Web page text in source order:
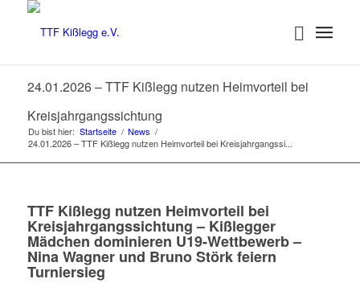
24.01.2026 – TTF Kißlegg nutzen Heimvorteil bei
Kreisjahrgangssichtung
Du bist hier: Startseite / News /
24.01.2026 – TTF Kißlegg nutzen Heimvorteil bei Kreisjahrgangssi...
TTF Kißlegg nutzen Heimvorteil bei
Kreisjahrgangssichtung – Kißlegger
Mädchen dominieren U19-Wettbewerb –
Nina Wagner und Bruno Störk feiern
Turniersieg